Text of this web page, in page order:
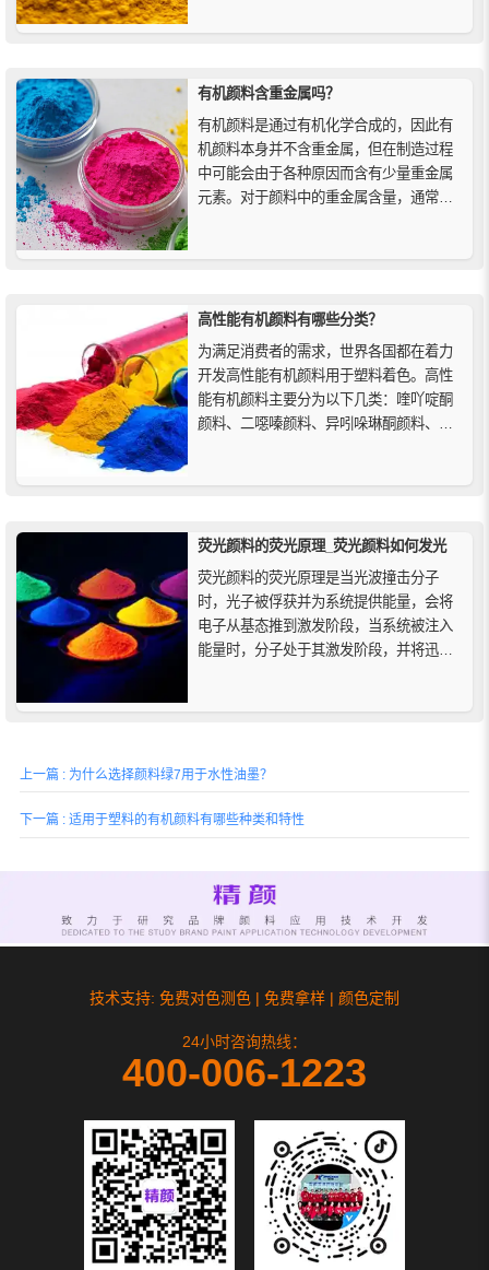
其结构特点、常用典型品种（如颜料黄
塑料中的应用。
有机颜料含重金属吗？
有机颜料是通过有机化学合成的，因此有
机颜料本身并不含重金属，但在制造过程
中可能会由于各种原因而含有少量重金属
元素。对于颜料中的重金属含量，通常需
高性能有机颜料有哪些分类？
为满足消费者的需求，世界各国都在着力
开发高性能有机颜料用于塑料着色。高性
能有机颜料主要分为以下几类：喹吖啶酮
颜料、二噁嗪颜料、异吲哚琳酮颜料、吡
荧光颜料的荧光原理_荧光颜料如何发光
荧光颜料的荧光原理是当光波撞击分子
时，光子被俘获并为系统提供能量，会将
电子从基态推到激发阶段，当系统被注入
能量时，分子处于其激发阶段，并将迅速
上一篇 : 为什么选择颜料绿7用于水性油墨？
下一篇 : 适用于塑料的有机颜料有哪些种类和特性
技术支持: 免费对色测色 | 免费拿样 | 颜色定制
24小时咨询热线：
400-006-1223